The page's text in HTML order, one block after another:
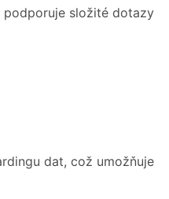
podporuje složité dotazy
dat, což umožňuje